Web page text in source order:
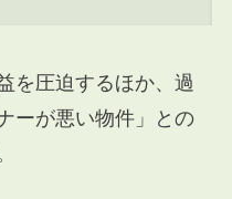
を圧迫するほか、過
ーが悪い物件」との